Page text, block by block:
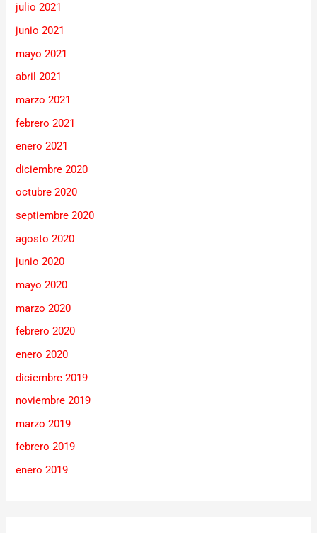
julio 2021
junio 2021
mayo 2021
abril 2021
marzo 2021
febrero 2021
enero 2021
diciembre 2020
octubre 2020
septiembre 2020
agosto 2020
junio 2020
mayo 2020
marzo 2020
febrero 2020
enero 2020
diciembre 2019
noviembre 2019
marzo 2019
febrero 2019
enero 2019